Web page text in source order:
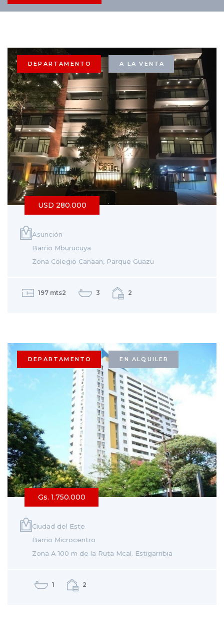
DEPARTAMENTO A LA VENTA
USD 280.000
Asunción
Barrio Mburucuya
Zona Colegio Canaan, Parque Guazu
197 mts2 3 2
DEPARTAMENTO EN ALQUILER
Gs. 1.750.000
Ciudad del Este
Barrio Microcentro
Zona A 100 m de la Ruta Mcal. Estigarribia
1 2